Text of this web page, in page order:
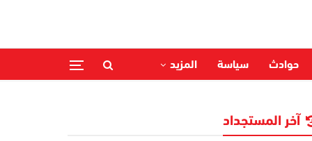
حوادث سياسة المزيد
آخر المستجداد